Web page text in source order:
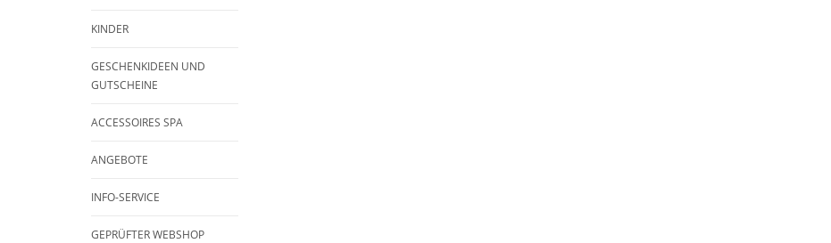
KINDER
GESCHENKIDEEN UND
GUTSCHEINE
ACCESSOIRES SPA
ANGEBOTE
INFO-SERVICE
GEPRÜFTER WEBSHOP